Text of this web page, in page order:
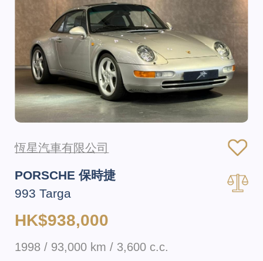
恆星汽車有限公司
PORSCHE 保時捷
993 Targa
HK$938,000
1998 / 93,000 km / 3,600 c.c.